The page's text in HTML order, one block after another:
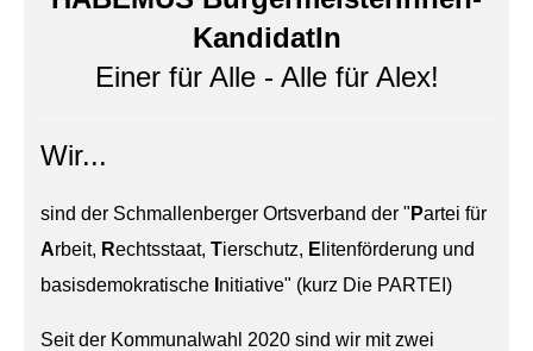
KandidatIn
Einer für Alle - Alle für Alex!
Wir...
sind der Schmallenberger Ortsverband der " Partei für
Arbeit, Rechtsstaat, Tierschutz, E litenförderung und
basisdemokratische nitiative" (kurz Die PARTEI)
Seit der Kommunalwahl 2020 sind wir mit zwei